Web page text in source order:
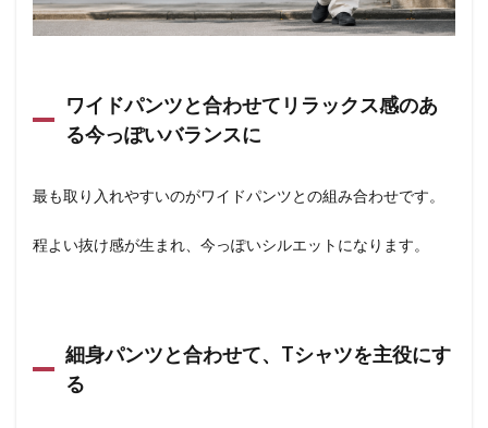
ワイドパンツと合わせてリラックス感のあ
る今っぽいバランスに
最も取り入れやすいのがワイドパンツとの組み合わせです。
程よい抜け感が生まれ、今っぽいシルエットになります。
細身パンツと合わせて、Tシャツを主役にす
る